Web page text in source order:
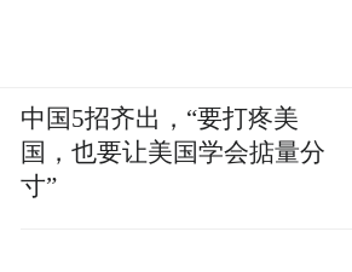
中国5招齐出，“要打疼美
国，也要让美国学会掂量分
寸”